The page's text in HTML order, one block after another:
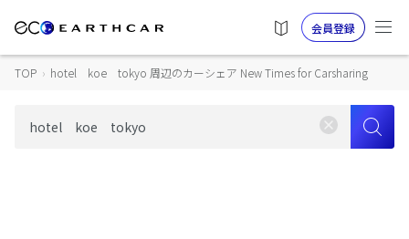
会員登録
TOP › hotel koe tokyo 周辺のカーシェア New Times for Carsharing